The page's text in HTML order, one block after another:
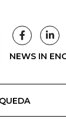
NEWS IN